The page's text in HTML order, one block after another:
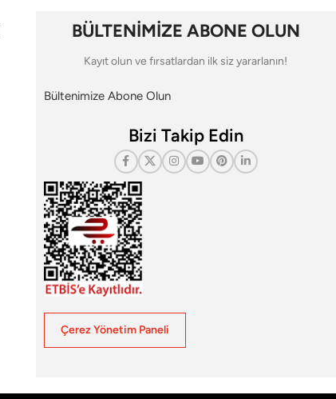
BÜLTENİMİZE ABONE OLUN
Kayıt olun ve fırsatlardan ilk siz yararlanın!
Bültenimize Abone Olun
Bizi Takip Edin
Çerez Yönetim Paneli